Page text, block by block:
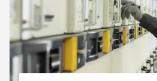
energia
eólica
Energia
tradicional
soluções
Automação
descentralizada
de
estado
sólido
Amplificador
e
peças
de
substituição
parceiro
de
soluções
de